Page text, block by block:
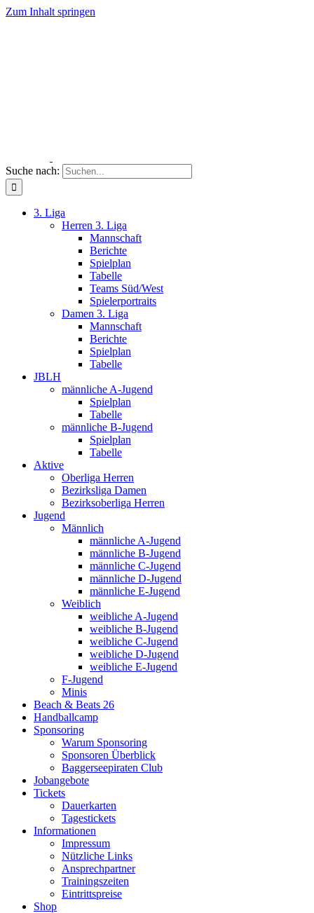
Zum Inhalt springen
Suche nach:
3. Liga
Herren 3. Liga
Mannschaft
Berichte
Spielplan
Tabelle
Teams Süd/West
Spielerportraits
Damen 3. Liga
Mannschaft
Berichte
Spielplan
Tabelle
JBLH
männliche A-Jugend
Spielplan
Tabelle
männliche B-Jugend
Spielplan
Tabelle
Aktive
Oberliga Herren
Bezirksliga Damen
Bezirksoberliga Herren
Jugend
Männlich
männliche A-Jugend
männliche B-Jugend
männliche C-Jugend
männliche D-Jugend
männliche E-Jugend
Weiblich
weibliche A-Jugend
weibliche B-Jugend
weibliche C-Jugend
weibliche D-Jugend
weibliche E-Jugend
F-Jugend
Minis
Beach & Beats 26
Handballcamp
Sponsoring
Warum Sponsoring
Sponsoren Überblick
Baggerseepiraten Club
Jobangebote
Tickets
Dauerkarten
Tagestickets
Informationen
Impressum
Nützliche Links
Ansprechpartner
Trainingszeiten
Eintrittspreise
Shop